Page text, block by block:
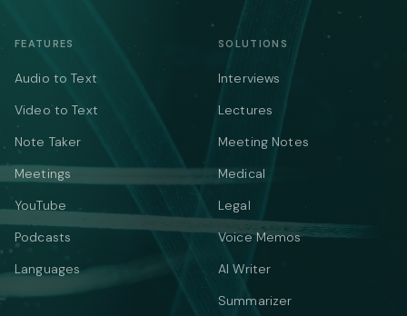
FEATURES
Audio to Text
Video to Text
Note Taker
Meetings
YouTube
Podcasts
Languages
SOLUTIONS
Interviews
Lectures
Meeting Notes
Medical
Legal
Voice Memos
AI Writer
Summarizer